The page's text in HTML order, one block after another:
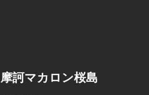
摩訶マカロン桜島